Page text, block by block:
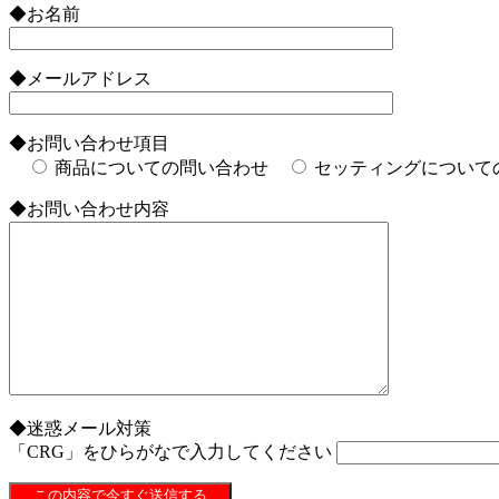
◆お名前
◆メールアドレス
◆お問い合わせ項目
商品についての問い合わせ
セッティングについて
◆お問い合わせ内容
◆迷惑メール対策
「CRG」をひらがなで入力してください